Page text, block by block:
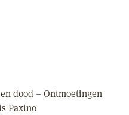
dood – Ontmoetingen
Paxino